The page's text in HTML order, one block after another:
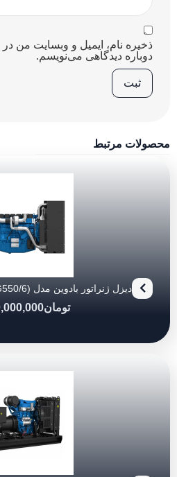
ذخیره نام، ایمیل و وبسایت من
دوباره دیدگاهی می‌نویسم.
محصولات مرتبط
دیزل ژنراتور بادوین مدل (550KVA) 6M21G550/6
تومان